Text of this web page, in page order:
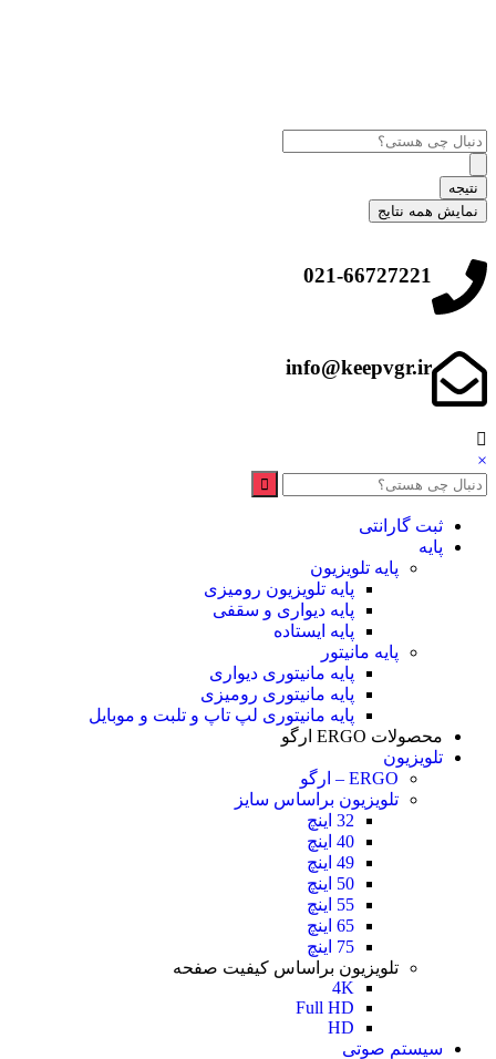
نتیجه
نمایش همه نتایج
021-66727221
info@keepvgr.ir
×
ثبت گارانتی
پایه
پایه تلویزیون
پایه تلویزیون رومیزی
پایه دیواری و سقفی
پایه ایستاده
پایه مانیتور
پایه مانیتوری دیواری
پایه مانیتوری رومیزی
پایه مانیتوری لپ تاپ و تلبت و موبایل
محصولات ERGO ارگو
تلویزیون
ERGO – ارگو
تلویزیون براساس سایز
32 اینچ
40 اینچ
49 اینچ
50 اینچ
55 اینچ
65 اینچ
75 اینچ
تلویزیون براساس کیفیت صفحه
4K
Full HD
HD
سیستم صوتی